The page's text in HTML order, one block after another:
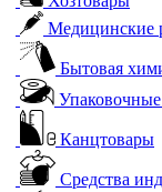
Медицинские
Бытовая
Канцтовары
Средства